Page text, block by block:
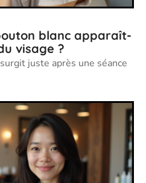
blanc apparaît-
visage ?
juste après une séance